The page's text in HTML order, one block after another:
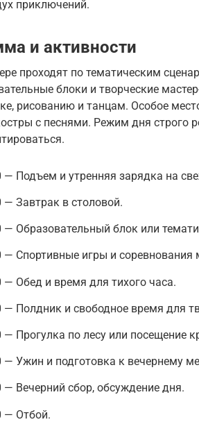
приключений.
и активности
проходят по тематическим
блоки и творческие
рисованию и танцам. Особое
с песнями. Режим дня строго
— Подъем и утренняя зарядка на
— Завтрак в столовой.
— Образовательный блок или
— Спортивные игры и
— Обед и время для тихого часа.
— Полдник и свободное время для
— Прогулка по лесу или посещение
— Ужин и подготовка к вечернему
— Вечерний сбор, обсуждение дня.
— Отбой.